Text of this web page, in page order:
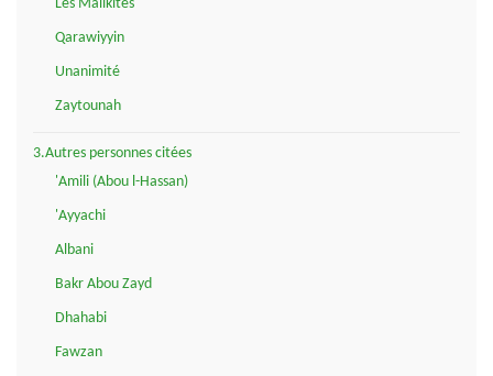
Les Malikites
Qarawiyyin
Unanimité
Zaytounah
3.Autres personnes citées
'Amili (Abou l-Hassan)
'Ayyachi
Albani
Bakr Abou Zayd
Dhahabi
Fawzan